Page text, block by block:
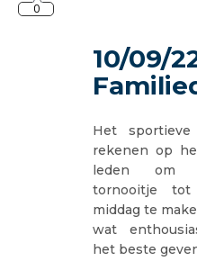
0
10/09/
Het
rekenen op
leden om
tornooitje tot
middag te
wat
het beste